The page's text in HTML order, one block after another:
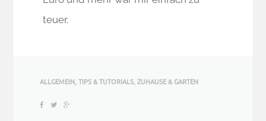
teuer.
ALLGEMEIN,TIPS & TUTORIALS,ZUHAUSE & GARTEN